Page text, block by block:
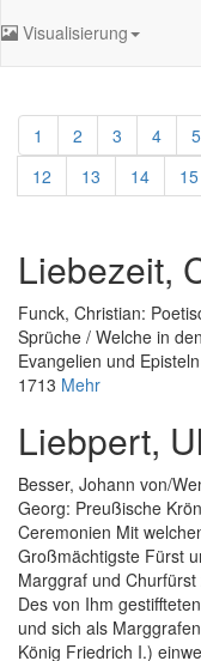
Visualisierung
1 2 3 4 5
12
13 14 15
Liebezeit,
Funck, Christian:
Sprüche / Welche in
Evangelien und
1713 Mehr
Liebpert,
Besser, Johann von/
Georg: Preußische
Ceremonien Mit
Großmächtigste Fürst
Marggraf und
Des von Ihm
und sich als
König Friedrich I.)